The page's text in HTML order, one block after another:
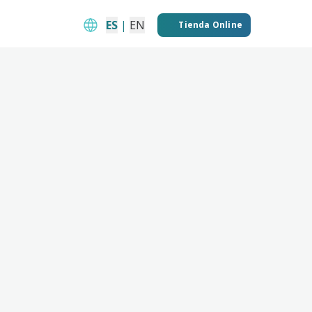
ES | EN Tienda Online